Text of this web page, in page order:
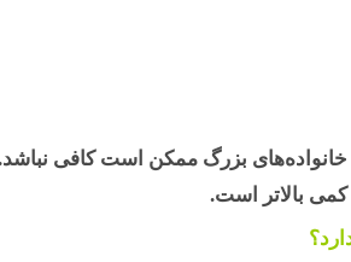
بزرگ ممکن است کافی
بالاتر است.